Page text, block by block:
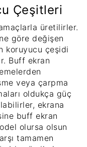
Çeşitleri
üretilirler.
göre değişen
koruyucu çeşidi
Buff ekran
veya çarpma
oldukça güç
ekrana
buff ekran
olursa olsun
tamamen